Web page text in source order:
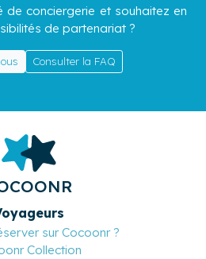
de conciergerie et souhaitez en
de partenariat ?
Consulter la FAQ
sur Cocoonr ?
Collection